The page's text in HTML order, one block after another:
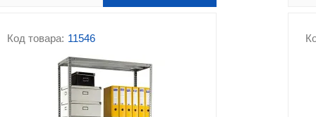
Код товара: 11546